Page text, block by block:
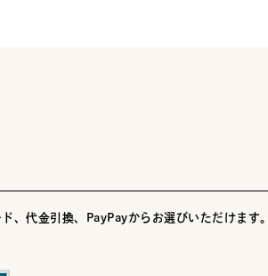
、代金引換、PayPayからお選びいただけます。